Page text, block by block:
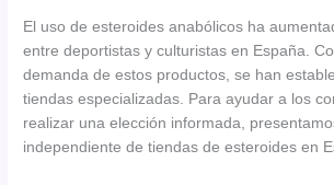
El uso de esteroides anabólicos ha
entre deportistas y culturistas en España.
demanda de estos productos, se han
tiendas especializadas. Para ayudar a los
realizar una elección informada,
independiente de tiendas de esteroides en